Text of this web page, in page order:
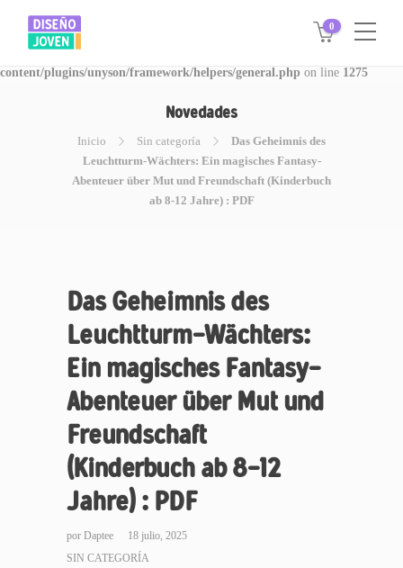
Warning: Invalid argument supplied for foreach() in
/www/disegnojoven.com.ar/htdocs/wp-
content/plugins/unyson/framework/helpers/general.php on line 1275
0
Novedades
Inicio Sin categoría
Das Geheimnis des
Leuchtturm-Wächters: Ein magisches Fantasy-
Abenteuer über Mut und Freundschaft (Kinderbuch
ab 8-12 Jahre) : PDF
Das Geheimnis des
Leuchtturm-Wächters:
Ein magisches Fantasy-
Abenteuer über Mut und
Freundschaft
(Kinderbuch ab 8-12
Jahre) : PDF
por Daptee
18 julio, 2025
SIN CATEGORÍA